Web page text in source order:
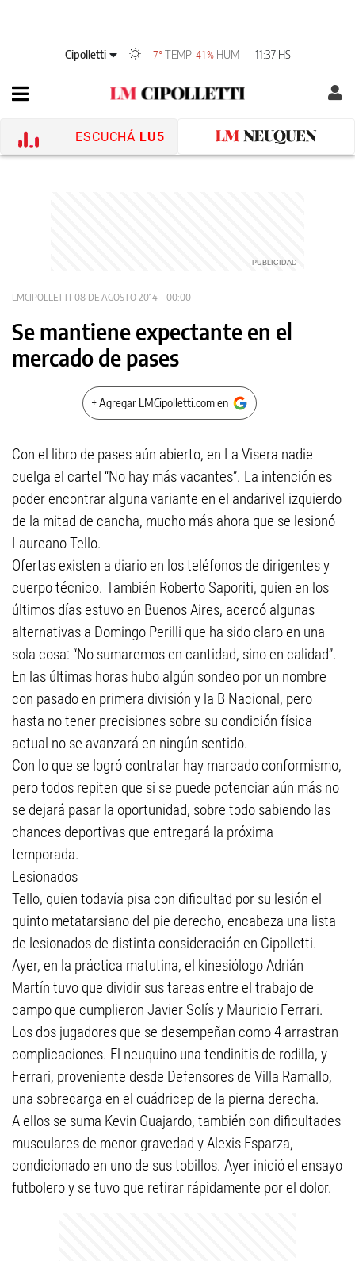
Cipolletti 7° TEMP 41% HUM 11:37 HS
ESCUCHÁ LU5
LMCIPOLLETTI 08 DE AGOSTO 2014 - 00:00
Se mantiene expectante en el
mercado de pases
+ Agregar LMCipolletti.com en
Con el libro de pases aún abierto, en La Visera nadie
cuelga el cartel “No hay más vacantes”. La intención es
poder encontrar alguna variante en el andarivel izquierdo
de la mitad de cancha, mucho más ahora que se lesionó
Laureano Tello.
Ofertas existen a diario en los teléfonos de dirigentes y
cuerpo técnico. También Roberto Saporiti, quien en los
últimos días estuvo en Buenos Aires, acercó algunas
alternativas a Domingo Perilli que ha sido claro en una
sola cosa: “No sumaremos en cantidad, sino en calidad”.
En las últimas horas hubo algún sondeo por un nombre
con pasado en primera división y la B Nacional, pero
hasta no tener precisiones sobre su condición física
actual no se avanzará en ningún sentido.
Con lo que se logró contratar hay marcado conformismo,
pero todos repiten que si se puede potenciar aún más no
se dejará pasar la oportunidad, sobre todo sabiendo las
chances deportivas que entregará la próxima
temporada.
Lesionados
Tello, quien todavía pisa con dificultad por su lesión el
quinto metatarsiano del pie derecho, encabeza una lista
de lesionados de distinta consideración en Cipolletti.
Ayer, en la práctica matutina, el kinesiólogo Adrián
Martín tuvo que dividir sus tareas entre el trabajo de
campo que cumplieron Javier Solís y Mauricio Ferrari.
Los dos jugadores que se desempeñan como 4 arrastran
complicaciones. El neuquino una tendinitis de rodilla, y
Ferrari, proveniente desde Defensores de Villa Ramallo,
una sobrecarga en el cuádricep de la pierna derecha.
A ellos se suma Kevin Guajardo, también con dificultades
musculares de menor gravedad y Alexis Esparza,
condicionado en uno de sus tobillos. Ayer inició el ensayo
futbolero y se tuvo que retirar rápidamente por el dolor.